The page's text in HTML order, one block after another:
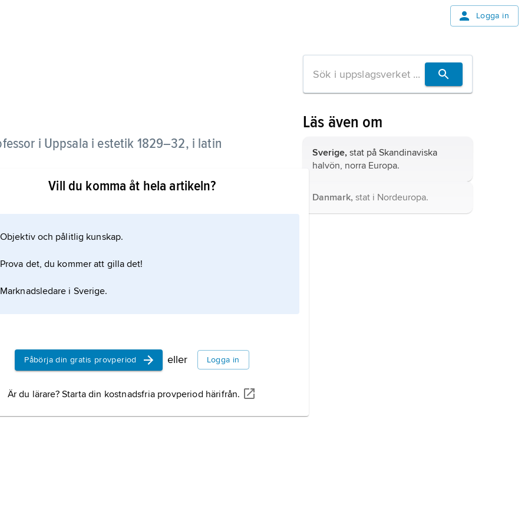
Logga in
i Uppsala i estetik 1829–32, i latin
bl.a. Atterbom. Vid sidan av sin
en driven stilkonst, utvecklad med Jean Paul
läsning och musik intar främsta rummet.
efter hans död ut en
Vill du komma åt hela artikeln?
Objektiv och pålitlig kunskap.
Prova det, du kommer att gilla det!
Marknadsledare i Sverige.
Påbörja din gratis provperiod eller Logga in
Är du lärare? Starta din kostnadsfria provperiod härifrån.
Läs även om
Sverige, stat på Skandinaviska
halvön, norra Europa.
Danmark, stat i Nordeuropa.